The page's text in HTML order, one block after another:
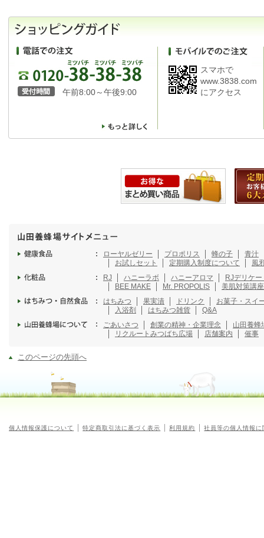
午前8:00～午後9:00
スマホで
www.3838.com
にアクセス
ローヤルゼリー プロポリス 蜂の子
青汁
お試しセット
定期購入制度について
風
RJ
ハニーラボ ハニーアロマ
RJデリケ
BEE MAKE
Mr. PROPOLIS
美肌対策講座
はちみつ
果実漬 ドリンク
お菓子・スイ
入浴剤
はちみつ雑貨
Q&A
ごあいさつ
創業の精神・企業理念
山田養蜂
リクルート みつばち広場 店舗案内 催事
このページの先頭へ
個人情報保護について 特定商取引法に基づく表示 利用規約 社員等の個人情報